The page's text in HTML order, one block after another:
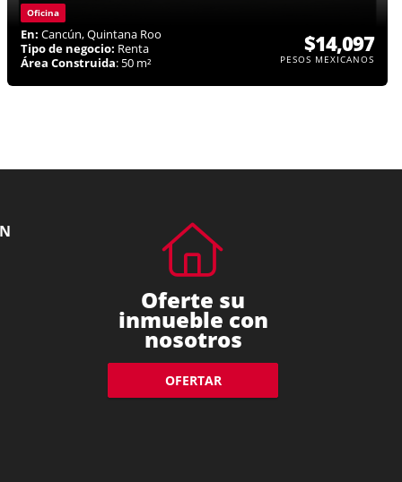
Oficina
En: Cancún, Quintana Roo
Tipo de negocio: Renta
Área Construida: 50 m²
$14,097
PESOS MEXICANOS
Oferte su
inmueble con
nosotros
OFERTAR